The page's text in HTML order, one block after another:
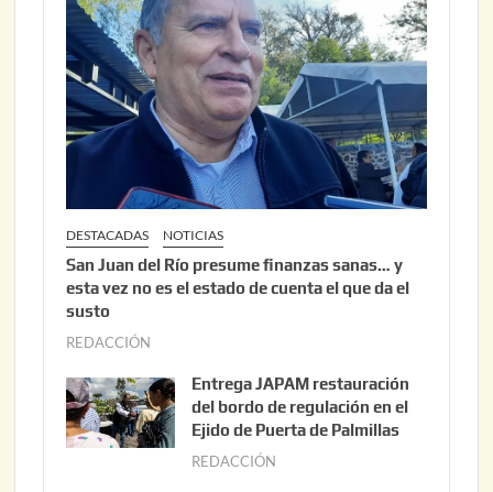
DESTACADAS NOTICIAS
San Juan del Río presume finanzas sanas… y
esta vez no es el estado de cuenta el que da el
susto
REDACCIÓN
o
s
t
Entrega JAPAM restauración
del bordo de regulación en el
Ejido de Puerta de Palmillas
REDACCIÓN